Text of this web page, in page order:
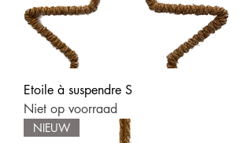
Etoile à suspendre S
Niet op voorraad
NIEUW